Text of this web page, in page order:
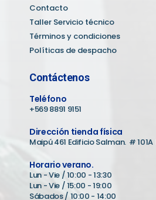
Contacto
Taller Servicio técnico
Términos y condiciones
Políticas de despacho
Contáctenos
Teléfono
+569 8891 9151
Dirección tienda física
Maipú 461 Edificio Salman. # 101A
Horario verano.
Lun - Vie / 10:00 - 13:30
Lun - Vie / 15:00 - 19:00
Sábados / 10:00 - 14:00